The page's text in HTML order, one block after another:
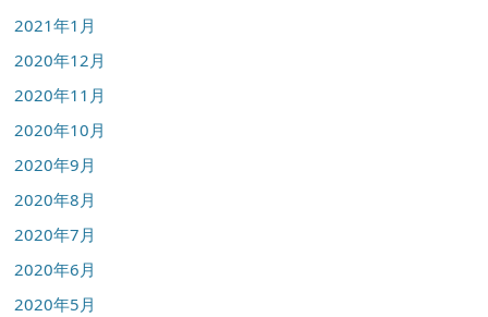
2021年1月
2020年12月
2020年11月
2020年10月
2020年9月
2020年8月
2020年7月
2020年6月
2020年5月